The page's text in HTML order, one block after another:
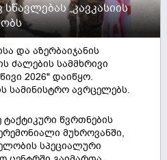
„კავკასიის
და აზერბაიჯანის
ძალების სამმხრივი
2026" დაიწყო.
სამინისტრო ავრცელებს.
წვრთნების
მუხროვანში,
სპეციალური